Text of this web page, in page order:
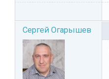
Сергей Огарышев